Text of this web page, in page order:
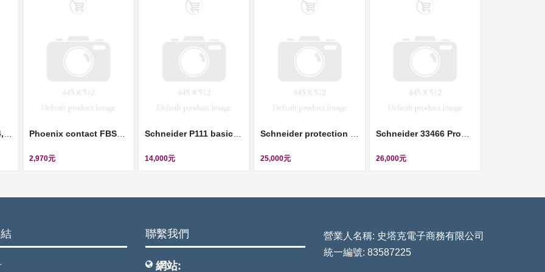
Phoenix contact CK4,0-ED-6,00BU AG - Crimp contact (壓接插針) ll 1663307 Phoenix contact FBSR 5-5 - Plug-in bridge (插拔式橋接件) ll 3001593
2,970元
Schneider P111 basic - no BI 6BO - Ion 1/5A 0.05-12Ion - Vx 24-240VAC/250VDC ll REL10021
14,000元
Schneider protection relay PowerLogic P1F 90-250V 3CT 1Io: 0.05-12IN 1VT 8DI-6DO RS485 USB ll REL15023
25,000元
Schneider 33466 Product picture Schneider Electric circuit breaker Compact NS800N - Micrologic 2.0 - 800 A - 3 poles 3t ll 33466
26,000元
聯繫我們
網站:
營業人名稱: 史塔克電子商務有限公司
統一編號: 83587225